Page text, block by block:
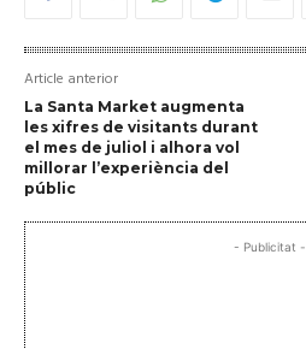
Article anterior
La Santa Market augmenta
les xifres de visitants durant
el mes de juliol i alhora vol
millorar l’experiència del
públic
- Publicitat -